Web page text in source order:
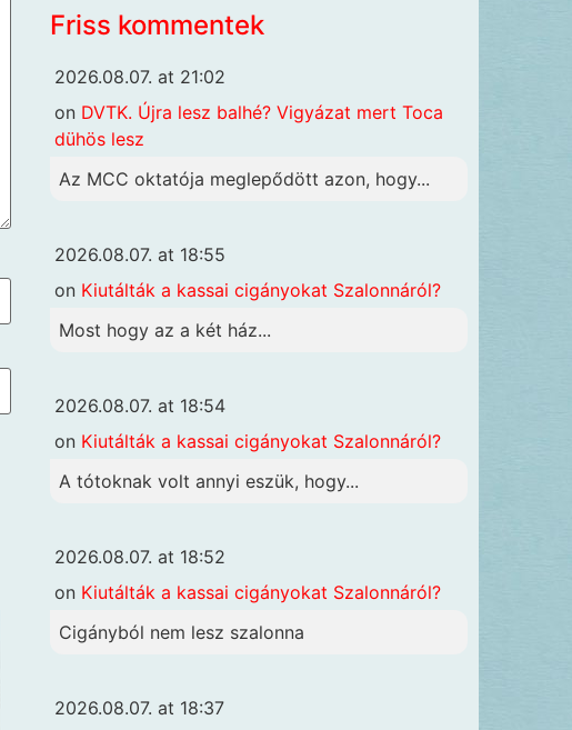
Friss kommentek
2026.08.07. at 21:02
on DVTK. Újra lesz balhé? Vigyázat mert Toca
dühös lesz
Az MCC oktatója meglepődött azon, hogy...
2026.08.07. at 18:55
on Kiutálták a kassai cigányokat Szalonnáról?
Most hogy az a két ház...
2026.08.07. at 18:54
on Kiutálták a kassai cigányokat Szalonnáról?
A tótoknak volt annyi eszük, hogy...
2026.08.07. at 18:52
on Kiutálták a kassai cigányokat Szalonnáról?
Cigányból nem lesz szalonna
2026.08.07. at 18:37